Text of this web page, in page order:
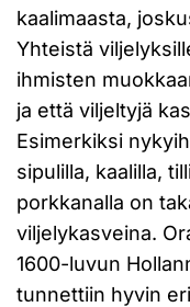
kaalimaasta,
Yhteistä
ihmisten
ja että viljeltyjä
Esimerkiksi
sipulilla, kaalilla,
porkkanalla on
viljelykasveina.
1600-luvun
tunnettiin hyvin